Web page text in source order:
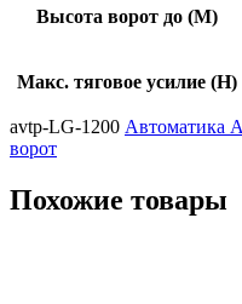
Высота ворот до (М)
Макс. тяговое усилие (Н)
avtp-LG-1200 Автоматика
ворот
Похожие товары